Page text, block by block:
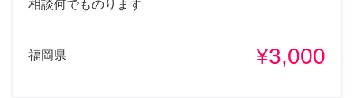
相談何でものります
福岡県 ¥3,000